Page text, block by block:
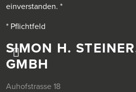
SIMON H.
GMBH
Auhofstrasse 18
einverstanden. *
* Pflichtfeld